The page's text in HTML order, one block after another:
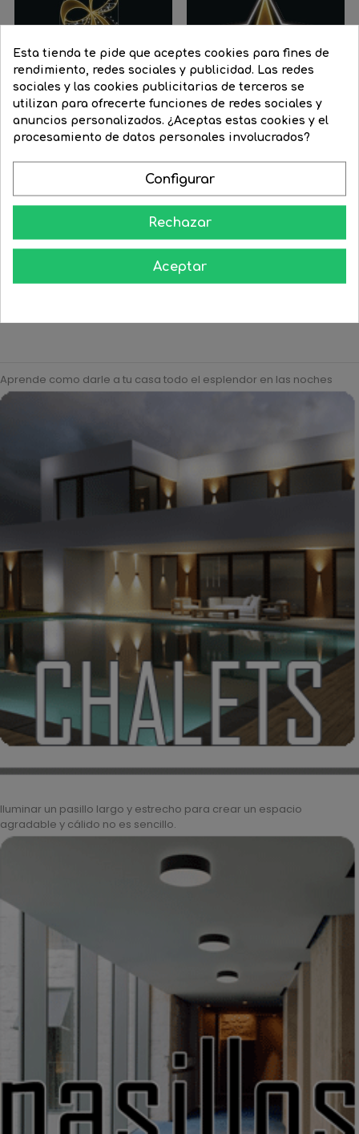
Figura Navideña flashing...
COMPRAR  
Figura navideña estrella...
COMPRAR  
Aprende como darle a tu casa todo el esplendor en las noches
Iluminar un pasillo largo y estrecho para crear un espacio
agradable y cálido no es sencillo.
Esta tienda te pide que aceptes cookies para fines de
rendimiento, redes sociales y publicidad. Las redes
sociales y las cookies publicitarias de terceros se
utilizan para ofrecerte funciones de redes sociales y
anuncios personalizados. ¿Aceptas estas cookies y el
procesamiento de datos personales involucrados?
Configurar
Rechazar
Aceptar